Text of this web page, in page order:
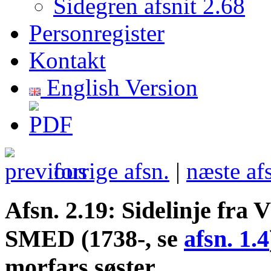
Sidegren afsnit 2.68
Personregister
Kontakt
English Version
forrige afsn. | næste
Afsn. 2.19: Sidelinje fra
SMED (1738-, se afsn. 1.4